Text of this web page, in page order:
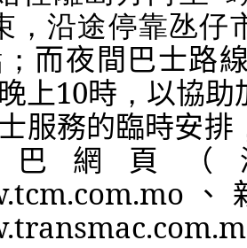
，沿途停靠氹仔
而夜間巴士路
上10時 ， 以協助
服務的臨時安排
網頁（
、